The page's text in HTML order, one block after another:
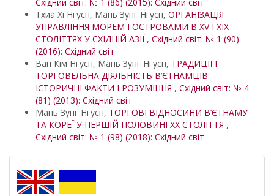
Тхиа Хі Нгуєн, Мань Зунг Нгуєн, ОРГАНІЗАЦІЯ
УПРАВЛІННЯ МОРЕМ І ОСТРОВАМИ В XV І XIX
СТОЛІТТЯХ У СХІДНІЙ АЗІЇ , Східний світ: № 1 (90)
(2016): Східний світ
Ван Кім Нгуєн, Мань Зунг Нгуєн, ТРАДИЦІЇ І
ТОРГОВЕЛЬНА ДІЯЛЬНІСТЬ В’ЄТНАМЦІВ:
ІСТОРИЧНІ ФАКТИ І РОЗУМІННЯ , Східний світ: № 4
(81) (2013): Східний світ
Мань Зунг Нгуєн, ТОРГОВІ ВІДНОСИНИ В’ЄТНАМУ
ТА КОРЕЇ У ПЕРШІЙ ПОЛОВИНІ XX СТОЛІТТЯ ,
Східний світ: № 1 (98) (2018): Східний світ